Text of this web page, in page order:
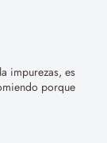
impurezas, es
porque